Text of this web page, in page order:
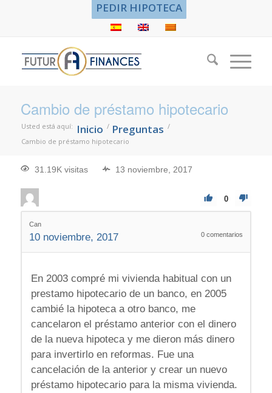
PEDIR HIPOTECA
Cambio de préstamo hipotecario
Usted está aquí: Inicio / Preguntas /
Cambio de préstamo hipotecario
31.19K visitas 13 noviembre, 2017
0
Can
10 noviembre, 2017 0 comentarios
En 2003 compré mi vivienda habitual con un
prestamo hipotecario de un banco, en 2005
cambié la hipoteca a otro banco, me
cancelaron el préstamo anterior con el dinero
de la nueva hipoteca y me dieron más dinero
para invertirlo en reformas. Fue una
cancelación de la anterior y crear un nuevo
préstamo hipotecario para la misma vivienda.